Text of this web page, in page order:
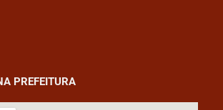
PREFEITURA